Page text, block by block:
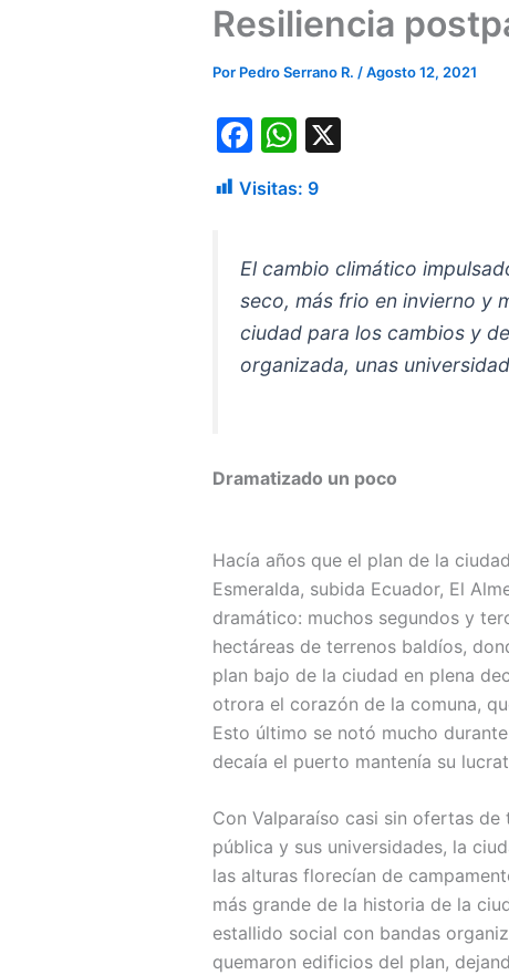
Resiliencia
Por Pedro Serrano R. /Agosto 12, 2021
F
c
b
o
o
k
W
at
A
p
p
Visitas: 9
El cambio climático
seco, más frio en invierno y
ciudad para los cambios y
organizada, unas
Dramatizado un poco
Hacía años que el plan de la
Esmeralda, subida Ecuador, El
dramático: muchos segundos y
hectáreas de terrenos baldíos,
plan bajo de la ciudad en plena
otrora el corazón de la comuna,
Esto último se notó mucho
decaía el puerto mantenía su
Con Valparaíso casi sin ofertas
pública y sus universidades, la
las alturas florecían de
más grande de la historia de la
estallido social con bandas
quemaron edificios del plan,